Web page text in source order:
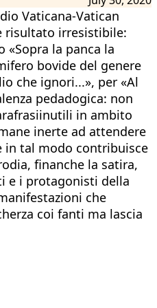
Vaticana-Vatican
risultato irresistibile:
la panca la
bovide del genere
che ignori...», per «Al
pedadogica: non
in ambito
inerte ad attendere
in tal modo contribuisce
finanche la satira,
e i protagonisti della
che
coi fanti ma lascia